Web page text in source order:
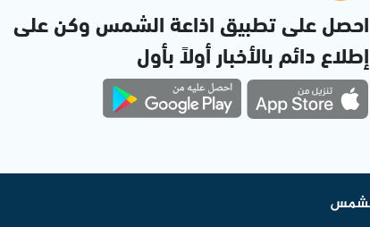
احصل على تطبيق اذاعة الشمس وكن على
إطلاع دائم بالأخبار أولاً بأول